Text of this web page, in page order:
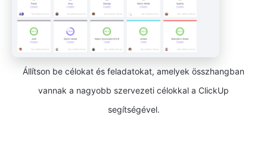
Állítson be célokat és feladatokat, amelyek összhangban
vannak a nagyobb szervezeti célokkal a ClickUp
segítségével.